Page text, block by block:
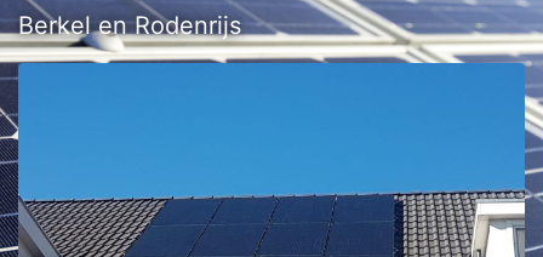
Berkel en Rodenrijs